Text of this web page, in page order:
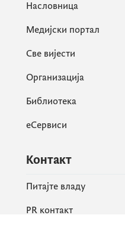
Насловница
Медијски портал
Све вијести
Организација
Библиотека
еСервиси
Контакт
Питајте владу
PR контакт